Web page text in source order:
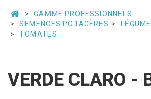
GAMME PROFESSIONNELS
SEMENCES POTAGÈRES
TOMATES
VERDE CLARO -